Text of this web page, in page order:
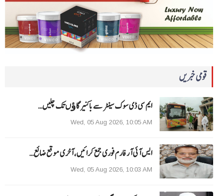
قومی خبریں
ایم سی ڈی سوک سینٹر سے باکنیر گاﺅں تک چلیں…
Wed, 05 Aug 2026, 10:05 AM
ایس آئی آر فارم فوری جمع کرائیں، آخری موقع ضائع…
Wed, 05 Aug 2026, 10:03 AM